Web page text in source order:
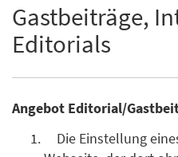
Gastbeiträge,
Editorials
Angebot Editorial/
Die Einstellung